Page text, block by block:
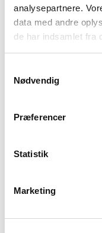
analysepartnere.
data med andre
de har indsamlet fra
Nødvendig
Præferencer
Statistik
Marketing
Marbella Frame